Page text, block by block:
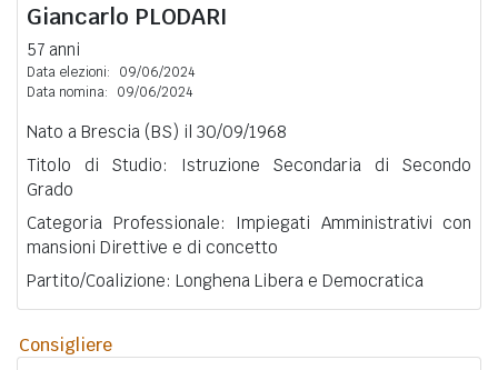
Giancarlo PLODARI
57 anni
Data elezioni:
09/06/2024
Data nomina:
09/06/2024
Nato a Brescia (BS) il 30/09/1968
Titolo di Studio: Istruzione Secondaria di Secondo
Grado
Categoria Professionale: Impiegati Amministrativi con
mansioni Direttive e di concetto
Partito/Coalizione: Longhena Libera e Democratica
Consigliere